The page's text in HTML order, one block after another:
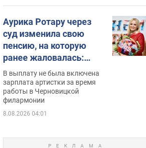
Аурика Ротару через
суд изменила свою
пенсию, на которую
ранее жаловалась:
сколько получала
певица
В выплату не была включена
зарплата артистки за время
работы в Черновицкой
филармонии
8.08.2026 04:01